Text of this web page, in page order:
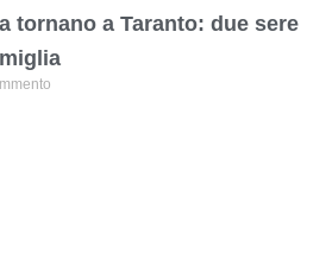
tornano a Taranto: due sere